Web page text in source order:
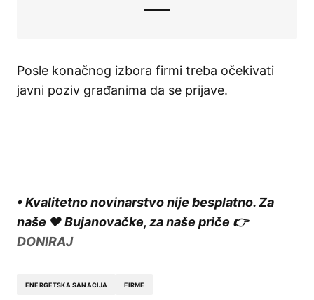
Posle konačnog izbora firmi treba očekivati
javni poziv građanima da se prijave.
• Kvalitetno novinarstvo nije besplatno. Za
naše ❤️ Bujanovačke, za naše priče 👉
DONIRAJ
ENERGETSKA SANACIJA FIRME